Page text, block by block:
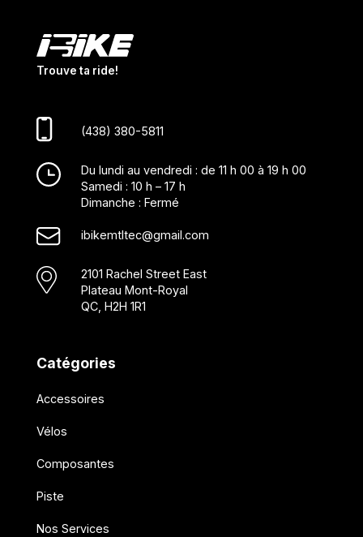
Trouve ta ride!
(438) 380-5811
Du lundi au vendredi : de 11 h 00 à 19 h 00
Samedi : 10 h – 17 h
Dimanche : Fermé
ibikemtltec@gmail.com
2101 Rachel Street East
Plateau Mont-Royal
QC, H2H 1R1
Catégories
Accessoires
Vélos
Composantes
Piste
Nos Services